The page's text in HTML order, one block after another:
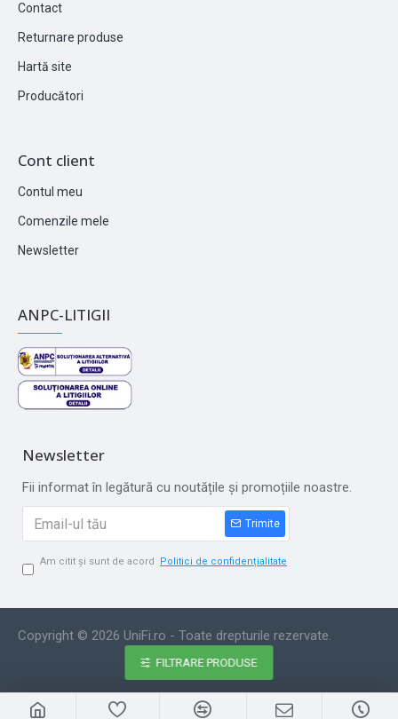
Contact
Returnare produse
Hartă site
Producători
Cont client
Contul meu
Comenzile mele
Newsletter
ANPC-LITIGII
Newsletter
Fii informat în legătură cu noutățile și promoțiile noastre.
Trimite
Am citit și sunt de acord Politici de confidențialitate
Copyright © 2026 UniFi.ro - Toate drepturile rezervate.
FILTRARE PRODUSE